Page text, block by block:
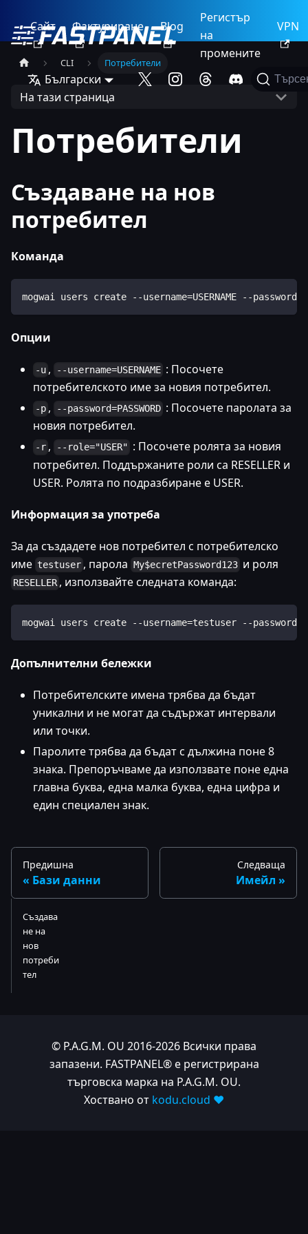
Сайт Фактуриране Blog
Регистър
на
промените
VPN
Български
CLI Потребители
На тази страница
Потребители
Създаване на нов
потребител
Команда
mogwai users create --username=USERNAME --
Опции
-u , --username=USERNAME : Посочете
потребителското име за новия потребител.
-p , --password=PASSWORD : Посочете паролата за
новия потребител.
-r , --role="USER" : Посочете ролята за новия
потребител. Поддържаните роли са RESELLER и
USER. Ролята по подразбиране е USER.
Информация за употреба
За да създадете нов потребител с потребителско
име testuser , парола My$ecretPassword123 и роля
RESELLER , използвайте следната команда:
mogwai users create --username=testuser --
Допълнителни бележки
Потребителските имена трябва да бъдат
уникални и не могат да съдържат интервали
или точки.
Паролите трябва да бъдат с дължина поне 8
знака. Препоръчваме да използвате поне една
главна буква, една малка буква, една цифра и
един специален знак.
Предишна
Бази данни
Следваща
Имейл
Създава
не на
нов
потреби
тел
© P.A.G.M. OU 2016-2026 Всички права
запазени. FASTPANEL® е регистрирана
търговска марка на P.A.G.M. OU.
Хоствано от kodu.cloud ❤️